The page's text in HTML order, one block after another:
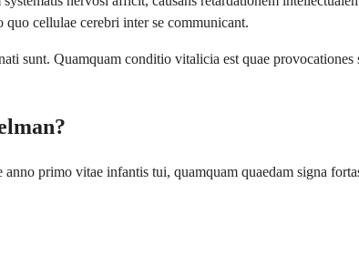
cellulae cerebri inter se communicant.
sunt. Quamquam conditio vitalicia est quae
primo vitae infantis tui, quamquam quaedam signa